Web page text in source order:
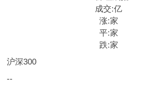
成交:亿
涨:家
平:家
跌:家
沪深300
--